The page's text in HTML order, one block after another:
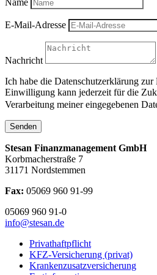
E-Mail-Adresse
Nachricht
Ich habe die Datenschutzerklärung
Einwilligung kann jederzeit für die
Verarbeitung meiner eingegebenen
Senden
Stesan Finanzmanagement GmbH
Korbmacherstraße 7
31171 Nordstemmen
Fax: 05069 960 91-99
05069 960 91-0
info@stesan.de
Privathaftpflicht
KFZ-Versicherung (privat)
Krankenzusatzversicherung